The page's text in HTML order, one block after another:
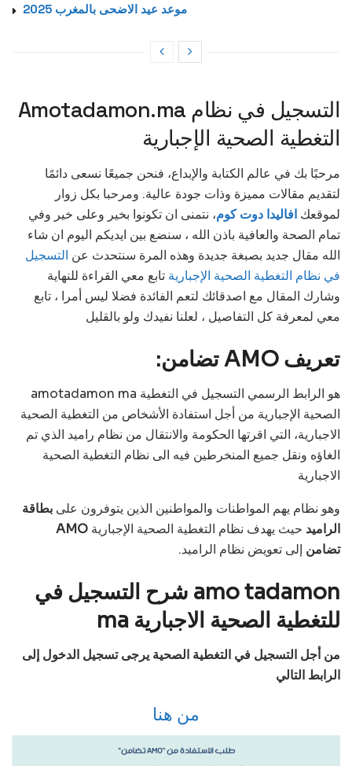
موعد عيد الاضحى بالمغرب 2025
Amotadamon.ma التسجيل في نظام
التغطية الصحية الإجبارية
مرحبًا بك في عالم الكتابة والإبداع، فنحن جميعًا نسعى دائمًا
لتقديم مقالات مميزة وذات جودة عالية. ومرحبا بكل زوار
لموقعك افاليدا دوت كوم، نتمنى ان تكونوا بخير وعلى خير وفي
تمام الصحة والعافية باذن الله ، سنضع بين ايديكم اليوم ان شاء
الله مقال جديد بصبغة جديدة وهذه المرة سنتحدث عن التسجيل
في نظام التغطية الصحية الإجبارية تابع معي القراءة للنهاية
وشارك المقال مع اصدقائك لتعم الفائدة فضلا ليس أمرا ، تابع
معي لمعرفة كل التفاصيل ، لعلنا نفيدك ولو بالقليل
تعريف AMO تضامن:
amotadamon ma هو الرابط الرسمي التسجيل في التغطية
الصحية الإجبارية من أجل استفادة الأشخاص من التغطية الصحية
الاجبارية، التي اقرتها الحكومة والانتقال من نظام راميد الذي تم
الغاؤه ونقل جميع المنخرطين فيه الى نظام التغطية الصحية
الاجبارية
وهو نظام يهم المواطنات والمواطنين الذين يتوفرون على بطاقة
الراميد حيث يهدف نظام التغطية الصحية الإجبارية AMO
تضامن إلى تعويض نظام الراميد.
شرح التسجيل في amo tadamon
ma للتغطية الصحية الاجبارية
من أجل التسجيل في التغطية الصحية يرجى تسجيل الدخول إلى
الرابط التالي
من هنا